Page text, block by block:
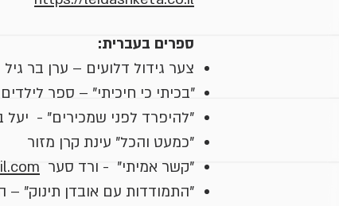
ספרים בעברית:
צער גידול דלועים – ערן בר גיל
"בכיתי כי חיכיתי" – ספר לילדים
"להיפרד לפני שמכירים" - יעל
"כמעט והכל" עינת קרן מזור
"קשר אמיתי" - ורד סער
"התמודדות עם אובדן תינוק" –